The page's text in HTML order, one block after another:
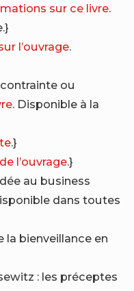
sur ce livre.
l’ouvrage.
ou
. Disponible à la
.}
l’ouvrage.}
au business
dans toutes
la bienveillance en
: les préceptes